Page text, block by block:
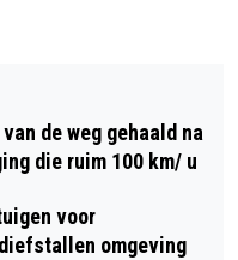
IN DE
IN
de weg gehaald na
die ruim 100 km/ u
voor
omgeving